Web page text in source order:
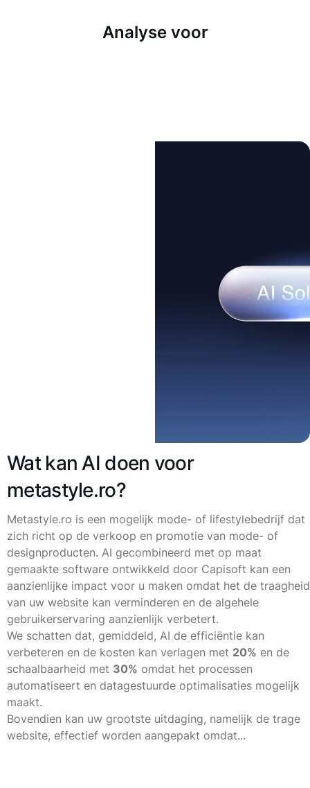
Analyse voor
Wat kan AI doen voor
metastyle.ro?
Metastyle.ro is een mogelijk mode- of lifestylebedrijf dat
zich richt op de verkoop en promotie van mode- of
designproducten. AI gecombineerd met op maat
gemaakte software ontwikkeld door Capisoft kan een
aanzienlijke impact voor u maken omdat het de traagheid
van uw website kan verminderen en de algehele
gebruikerservaring aanzienlijk verbetert.
We schatten dat, gemiddeld, AI de efficiëntie kan
verbeteren en de kosten kan verlagen met 20% en de
schaalbaarheid met 30% omdat het processen
automatiseert en datagestuurde optimalisaties mogelijk
maakt.
Bovendien kan uw grootste uitdaging, namelijk de trage
website, effectief worden aangepakt omdat...